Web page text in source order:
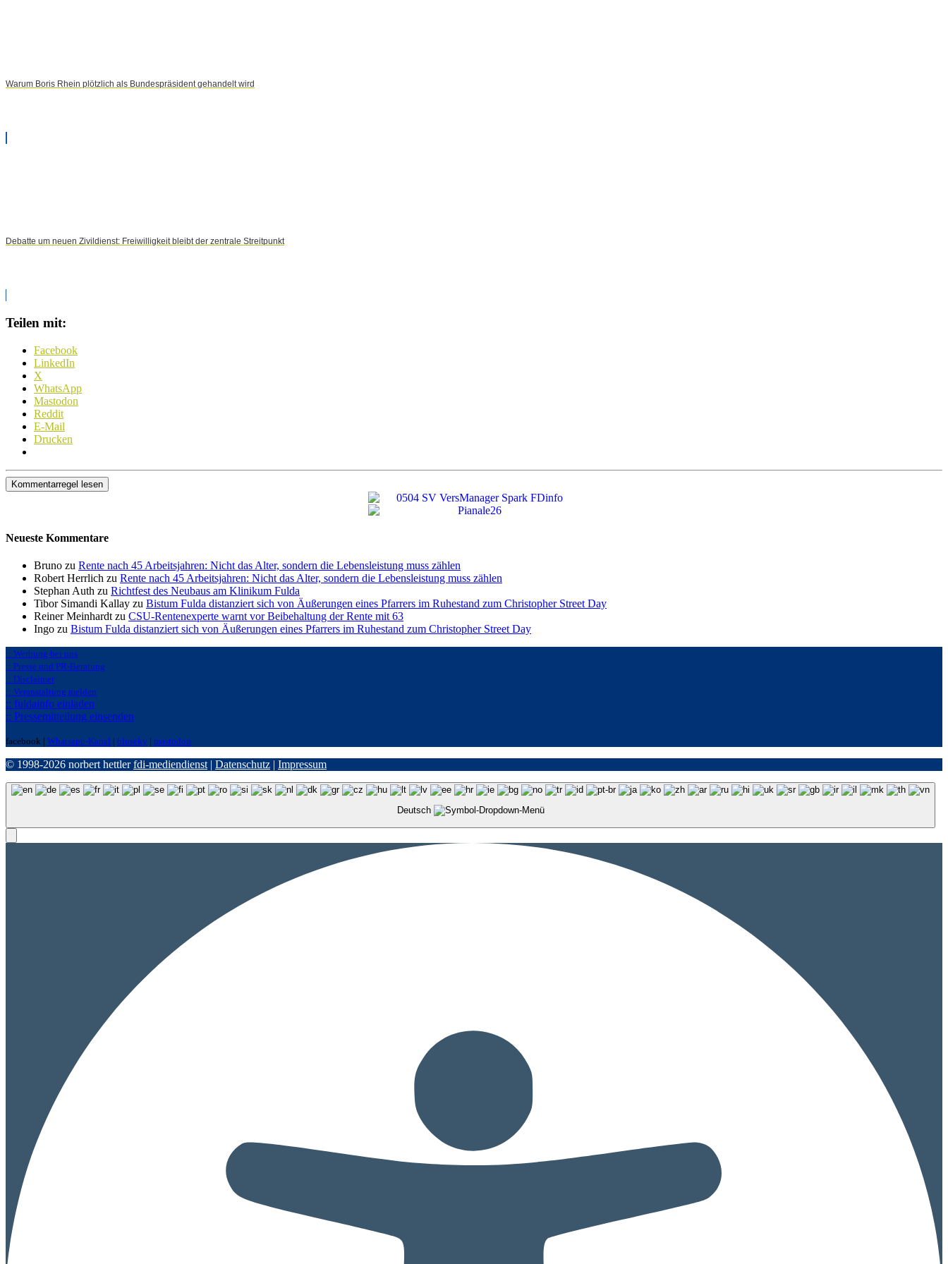
Warum Boris Rhein plötzlich als Bundespräsident gehandelt wird
Debatte um neuen Zivildienst: Freiwilligkeit bleibt der zentrale Streitpunkt
Teilen mit:
Facebook
LinkedIn
X
WhatsApp
Mastodon
Reddit
E-Mail
Drucken
Kommentarregel lesen
Neueste Kommentare
Bruno zu Rente nach 45 Arbeitsjahren: Nicht das Alter, sondern die Lebensleistung muss zählen
Robert Herrlich zu Rente nach 45 Arbeitsjahren: Nicht das Alter, sondern die Lebensleistung muss zählen
Stephan Auth zu Richtfest des Neubaus am Klinikum Fulda
Tibor Simandi Kallay zu Bistum Fulda distanziert sich von Äußerungen eines Pfarrers im Ruhestand zum Christopher Street Day
Reiner Meinhardt zu CSU-Rentenexperte warnt vor Beibehaltung der Rente mit 63
Ingo zu Bistum Fulda distanziert sich von Äußerungen eines Pfarrers im Ruhestand zum Christopher Street Day
:: Werbung bei uns
:: Presse und PR-Beratung
:: Disclaimer
:: Veranstaltung melden
:: fuldainfo einladen
:: Pressemitteilung einsenden
facebook | Whatsapp-Kanal | bluseky | mastodon
© 1998-2026 norbert hettlerfdi-mediendienst | Datenschutz | Impressum
Deutsch